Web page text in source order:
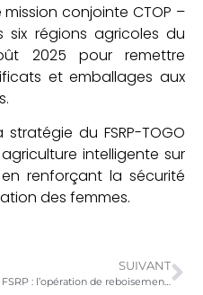
conjointe CTOP –
six régions agricoles du
2025 pour remettre
et emballages aux
du FSRP-TOGO
intelligente sur
renforçant la sécurité
des femmes.
SUIVANT
FSRP : l’opération de reboisement de 4 100 plants fruitiers est lancée à Yanda dans le canton de Badin